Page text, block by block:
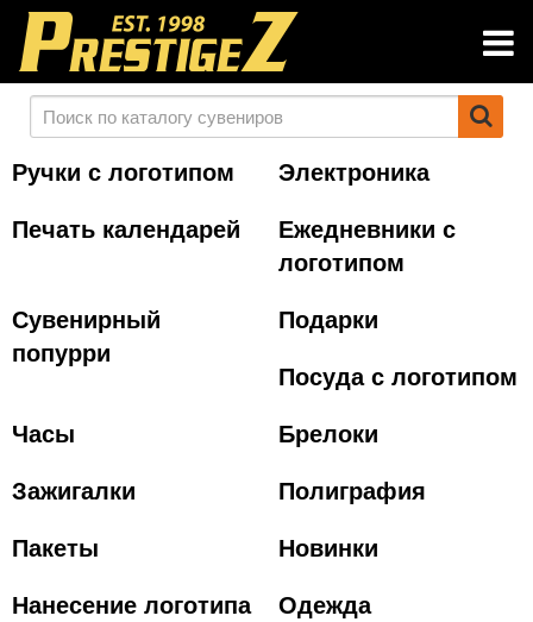
Ручки с логотипом
Электроника
Печать календарей
Ежедневники с
логотипом
Сувенирный
попурри
Подарки
Посуда с логотипом
Часы
Брелоки
Зажигалки
Полиграфия
Пакеты
Новинки
Нанесение логотипа
Одежда